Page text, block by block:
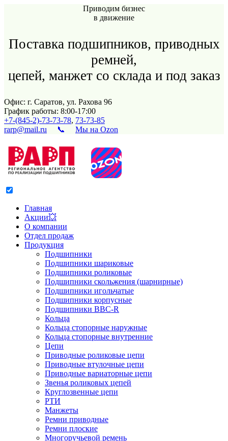
Приводим бизнес
в движение
Поставка подшипников, приводных
ремней,
цепей, манжет со склада и под заказ
Офис: г. Саратов, ул. Рахова 96
График работы: 8:00-17:00
+7-(845-2)-73-73-78, 73-73-85
rarp@mail.ru
📞 Мы на Ozon
Главная
Акции💥
О компании
Отдел продаж
Продукция
Подшипники
Подшипники шариковые
Подшипники роликовые
Подшипники скольжения (шарнирные)
Подшипники игольчатые
Подшипники корпусные
Подшипники BBC-R
Кольца
Кольца стопорные наружные
Кольца стопорные внутренние
Цепи
Приводные роликовые цепи
Приводные втулочные цепи
Приводные вариаторные цепи
Звенья роликовых цепей
Круглозвенные цепи
РТИ
Манжеты
Ремни приводные
Ремни плоские
Многоручьевой ремень